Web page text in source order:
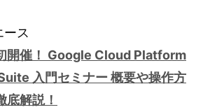
ース
開催！ Google Cloud Platform
入門セミナー 概要や操作方
底解説！